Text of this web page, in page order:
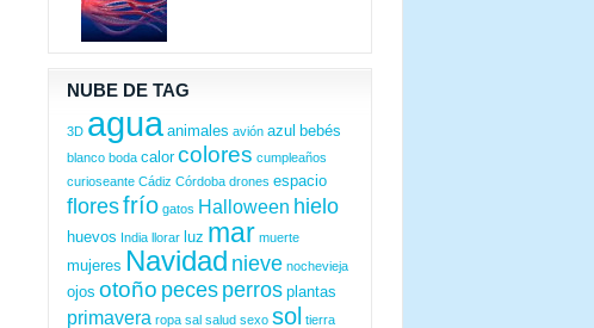
NUBE DE TAG
3D agua animales avión azul bebés
blanco boda calor colores cumpleaños
curioseante Cádiz Córdoba drones espacio
floresfrío gatos Halloween hielo
huevos India llorar luz mar muerte
mujeres Navidad nieve nochevieja
ojos otoño peces perros plantas
primavera ropa sal salud sexo sol tierra